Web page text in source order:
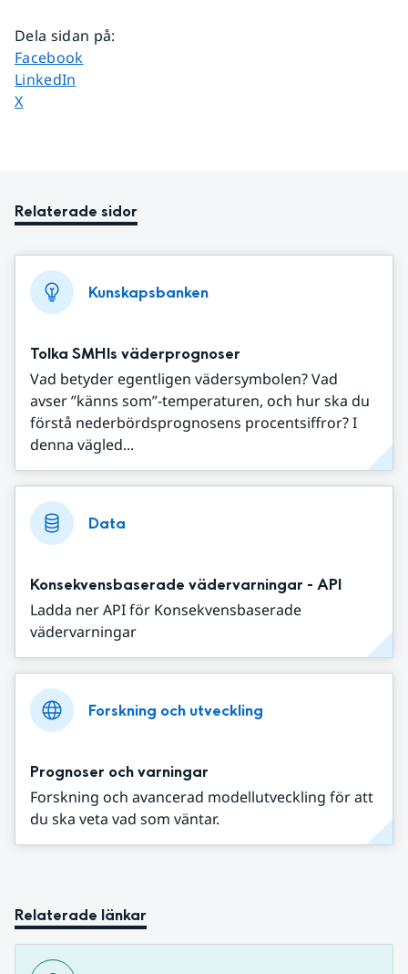
Dela sidan på:
Dela sidan på
Facebook
Dela sidan på
LinkedIn
Dela sidan på
X
Relaterade sidor
Kunskapsbanken
Tolka SMHIs väderprognoser
Vad betyder egentligen vädersymbolen? Vad
avser ”känns som”-temperaturen, och hur ska du
förstå nederbördsprognosens procentsiffror? I
denna vägled...
Data
Konsekvensbaserade vädervarningar - API
Ladda ner API för Konsekvensbaserade
vädervarningar
Forskning och utveckling
Prognoser och varningar
Forskning och avancerad modellutveckling för att
du ska veta vad som väntar.
Relaterade länkar